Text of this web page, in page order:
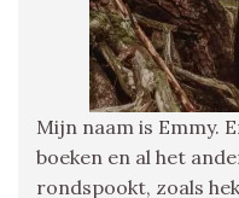
Mijn naam is Emmy.
boeken en al het
rondspookt, zoals